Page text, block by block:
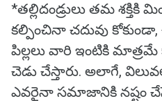
*తల్లిదండ్రులు తమ
కల్పించినా చదువు కోకుండా,
పిల్లలు వారి ఇంటికి
చెడు చేస్తారు. అలాగే,
ఎవరైనా సమాజానికి నష్టం